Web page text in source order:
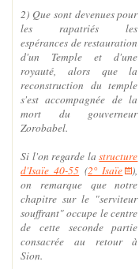
2) Que sont devenues pour
les rapatriés les
espérances de restauration
d'un Temple et d'une
royauté, alors que la
reconstruction du temple
s'est accompagnée de la
mort du gouverneur
Zorobabel.
Si l'on regarde lastructure
d'Isaïe 40-55 (2° Isaïe
),
on remarque que notre
chapitre sur le "serviteur
souffrant" occupe le centre
de cette seconde partie
consacrée au retour à
Sion.